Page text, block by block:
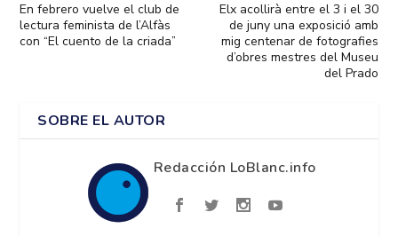
En febrero vuelve el club de
lectura feminista de l’Alfàs
con “El cuento de la criada”
Elx acollirà entre el 3 i el 30
de juny una exposició amb
mig centenar de fotografies
d’obres mestres del Museu
del Prado
SOBRE EL AUTOR
Redacción LoBlanc.info